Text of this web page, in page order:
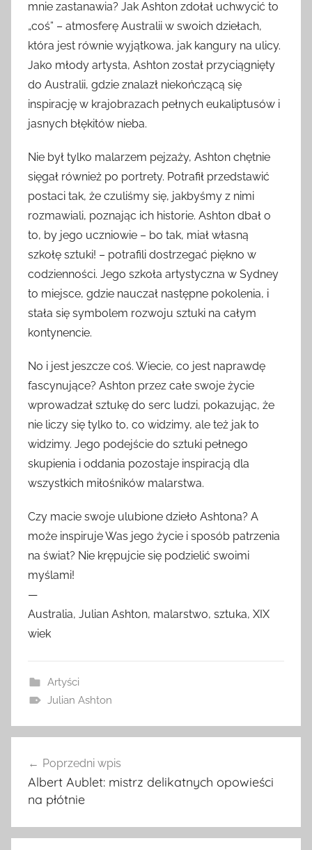
mnie zastanawia? Jak Ashton zdołał uchwycić to
„coś” – atmosferę Australii w swoich dziełach,
która jest równie wyjątkowa, jak kangury na ulicy.
Jako młody artysta, Ashton został przyciągnięty
do Australii, gdzie znalazł niekończącą się
inspirację w krajobrazach pełnych eukaliptusów i
jasnych błękitów nieba.
Nie był tylko malarzem pejzaży, Ashton chętnie
sięgał również po portrety. Potrafił przedstawić
postaci tak, że czuliśmy się, jakbyśmy z nimi
rozmawiali, poznając ich historie. Ashton dbał o
to, by jego uczniowie – bo tak, miał własną
szkołę sztuki! – potrafili dostrzegać piękno w
codzienności. Jego szkoła artystyczna w Sydney
to miejsce, gdzie nauczał następne pokolenia, i
stała się symbolem rozwoju sztuki na całym
kontynencie.
No i jest jeszcze coś. Wiecie, co jest naprawdę
fascynujące? Ashton przez całe swoje życie
wprowadzał sztukę do serc ludzi, pokazując, że
nie liczy się tylko to, co widzimy, ale też jak to
widzimy. Jego podejście do sztuki pełnego
skupienia i oddania pozostaje inspiracją dla
wszystkich miłośników malarstwa.
Czy macie swoje ulubione dzieło Ashtona? A
może inspiruje Was jego życie i sposób patrzenia
na świat? Nie krępujcie się podzielić swoimi
myślami!
—
Australia, Julian Ashton, malarstwo, sztuka, XIX
wiek
Artyści
Julian Ashton
wpisu
Poprzedni wpis
Albert Aublet: mistrz delikatnych opowieści
na płótnie